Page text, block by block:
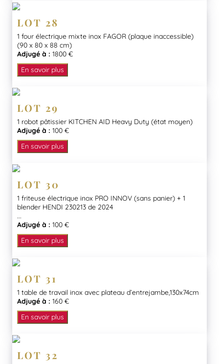
LOT 28
1 four électrique mixte inox FAGOR (plaque inaccessible)
(90 x 80 x 88 cm)
Adjugé à : 1800 €
En savoir plus
LOT 29
1 robot pâtissier KITCHEN AID Heavy Duty (état moyen)
Adjugé à : 100 €
En savoir plus
LOT 30
1 friteuse électrique inox PRO INNOV (sans panier) + 1
blender HENDI 230213 de 2024
...
Adjugé à : 100 €
En savoir plus
LOT 31
1 table de travail inox avec plateau d’entrejambe,130x74cm
Adjugé à : 160 €
En savoir plus
LOT 32